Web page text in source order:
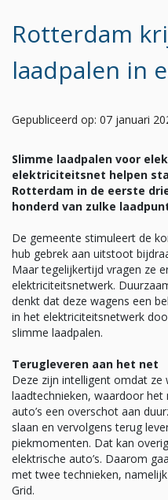
Rotterdam
laadpalen in
Gepubliceerd op: 07 januari
Slimme laadpalen voor
elektriciteitsnet helpen
Rotterdam in de eerste
honderd van zulke
De gemeente stimuleert de
hub gebrek aan uitstoot
Maar tegelijkertijd vragen ze
elektriciteitsnetwerk.
denkt dat deze wagens een
in het elektriciteitsnetwerk
slimme laadpalen.
Terugleveren aan het net
Deze zijn intelligent omdat
laadtechnieken, waardoor
auto’s een overschot aan
slaan en vervolgens terug
piekmomenten. Dat kan
elektrische auto’s. Daarom
met twee technieken,
Grid.